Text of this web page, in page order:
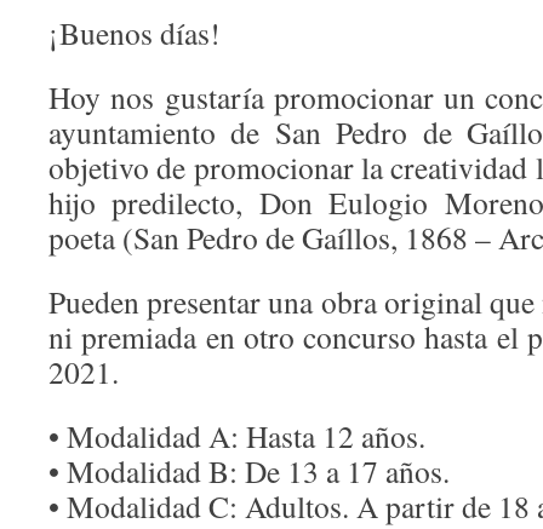
¡Buenos días!
Hoy nos gustaría promocionar un
ayuntamiento de San Pedro de
objetivo de promocionar la creatividad
hijo predilecto, Don Eulogio
poeta (San Pedro de Gaíllos, 1868 –
Pueden presentar una obra original
ni premiada en otro concurso hasta el
2021.
• Modalidad A: Hasta 12 años.
• Modalidad B: De 13 a 17 años.
• Modalidad C: Adultos. A partir de 18